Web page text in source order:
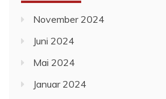
November 2024
Juni 2024
Mai 2024
Januar 2024